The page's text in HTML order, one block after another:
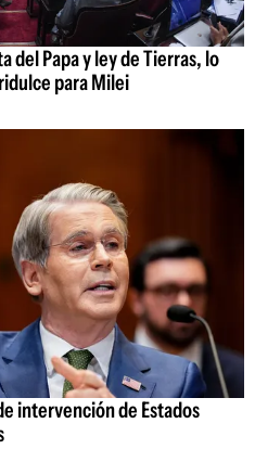
del Papa y ley de Tierras, lo
para Milei
intervención de Estados